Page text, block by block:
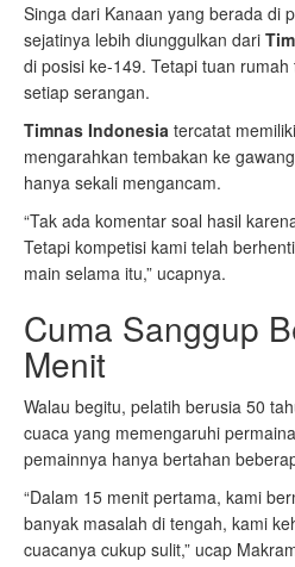
Singa dari Kanaan yang berada di
sejatinya lebih diunggulkan dari
di posisi ke-149. Tetapi tuan
setiap serangan.
Timnas Indonesia tercatat
mengarahkan tembakan ke
hanya sekali mengancam.
“Tak ada komentar soal hasil
Tetapi kompetisi kami telah
main selama itu,” ucapnya.
Cuma Sanggup
Menit
Walau begitu, pelatih berusia 50
cuaca yang memengaruhi
pemainnya hanya bertahan
“Dalam 15 menit pertama, kami
banyak masalah di tengah, kami
cuacanya cukup sulit,” ucap